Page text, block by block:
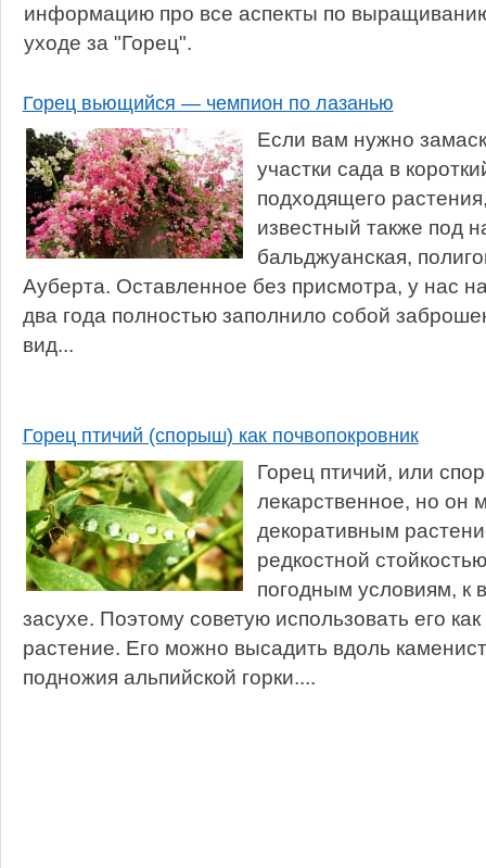
информацию про все аспекты по
уходе за "Горец".
Горец вьющийся — чемпион по лазанью
Если вам нужно
участки сада в
подходящего
известный также под
бальджуанская,
Ауберта. Оставленное без присмотра, у нас
два года полностью заполнило собой
вид...
Горец птичий (спорыш) как почвопокровник
Горец птичий, или
лекарственное, но он
декоративным
редкостной
погодным условиям, к
засухе. Поэтому советую использовать его
растение. Его можно высадить вдоль
подножия альпийской горки....